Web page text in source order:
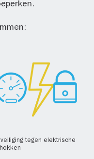
tegen elektrische